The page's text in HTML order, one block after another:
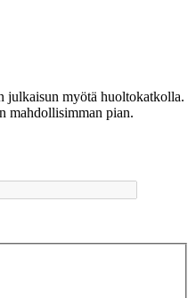
julkaisun myötä huoltokatkolla.
mahdollisimman pian.